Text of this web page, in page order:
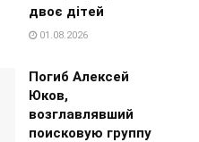
двоє дітей
01.08.2026
Погиб Алексей
Юков,
возглавлявший
поисковую группу